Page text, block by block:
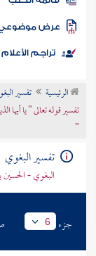
الكتب
موضوعي
تراجم الأعلام
الرئيسية تفسير
تفسير قوله تعالى " يا أيها
"
تفسير البغوي
البغوي -
جزء 6